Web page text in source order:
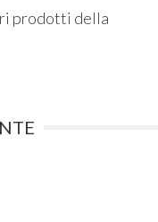
prodotti della